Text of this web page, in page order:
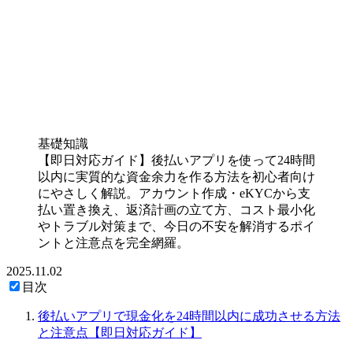
基礎知識
【即日対応ガイド】後払いアプリを使って24時間
以内に実質的な資金余力を作る方法を初心者向け
にやさしく解説。アカウント作成・eKYCから支
払い置き換え、返済計画の立て方、コスト最小化
やトラブル対策まで、今日の不安を解消するポイ
ントと注意点を完全網羅。
2025.11.02
目次
後払いアプリで現金化を24時間以内に成功させる方法
と注意点【即日対応ガイド】